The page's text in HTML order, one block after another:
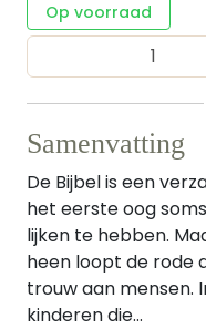
Op voorraad
Samenvatting
De Bijbel is een
het eerste oog
lijken te hebben.
heen loopt de rode
trouw aan mensen.
kinderen die...